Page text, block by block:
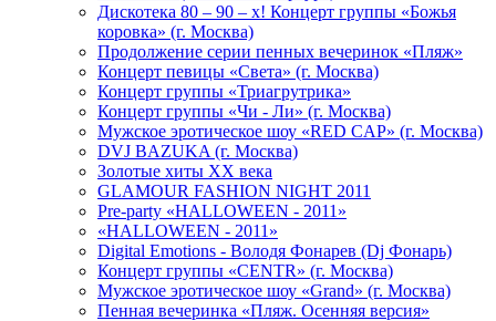
Дискотека 80 – 90 – х! Концерт группы «Божья
коровка» (г. Москва)
Продолжение серии пенных вечеринок «Пляж»
Концерт певицы «Света» (г. Москва)
Концерт группы «Триагрутрика»
Концерт группы «Чи - Ли» (г. Москва)
Мужское эротическое шоу «RED CAP» (г. Москва)
DVJ BAZUKA (г. Москва)
Золотые хиты XX века
GLAMOUR FASHION NIGHT 2011
Pre-party «HALLOWEEN - 2011»
«HALLOWEEN - 2011»
Digital Emotions - Володя Фонарев (Dj Фонарь)
Концерт группы «CENTR» (г. Москва)
Мужское эротическое шоу «Grand» (г. Москва)
Пенная вечеринка «Пляж. Осенняя версия»